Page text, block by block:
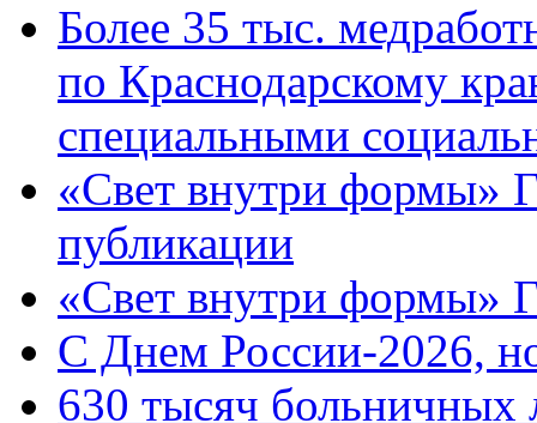
Более 35 тыс.
по Краснодарскому
специальными
«Свет внутри формы»
публикации
«Свет внутри формы»
C Днем России-2026,
630 тысяч больничных